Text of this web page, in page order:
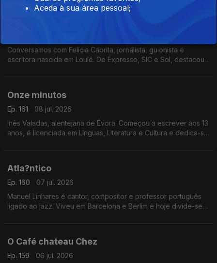
numa homenagem à sua notável carreira artística.
Conversamos com Felícia Cabrita, jornalista, guionista e
escritora nascida em Loulé. De Expresso, SIC e Sol, destacou-
Onze minutos
Ep. 161
08 jul. 2026
Inês Valadas, alentejana de Évora. Começou a escrever aos 13
anos, é licenciada em Línguas, Literatura e Cultura e dedica-se
Atla?ntico
Ep. 160
07 jul. 2026
Manuel Linhares é cantor, compositor e professor português
ligado ao jazz. Viveu em Barcelona e Berlim e hoje divide-se
O Café chateau Chez
Ep. 159
06 jul. 2026
Aceda à sua área pessoal;